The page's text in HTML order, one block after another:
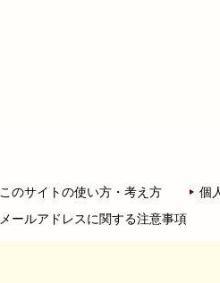
このサイトの使い方・考え方 個
メールアドレスに関する注意事項